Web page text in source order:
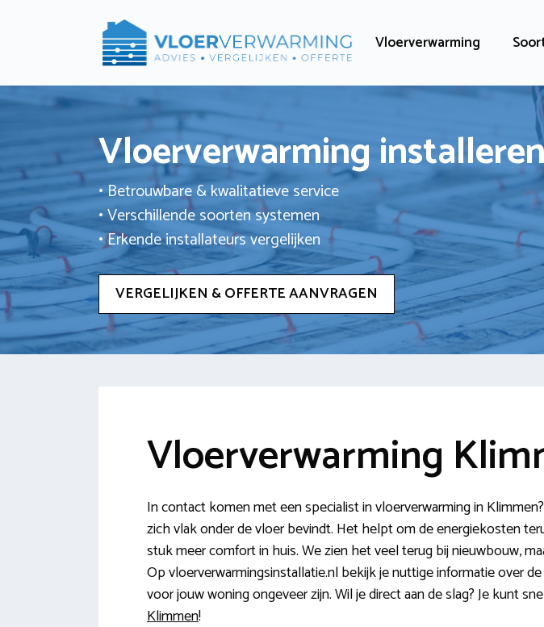
Vloerverwarming
Vloerverwarming
• Betrouwbare & kwalitatieve service
• Verschillende soorten systemen
• Erkende installateurs vergelijken
VERGELIJKEN & OFFERTE AANVRAGEN
Vloerverwarming
In contact komen met een specialist in vloerverwarming in
zich vlak onder de vloer bevindt. Het helpt om de energiekosten
stuk meer comfort in huis. We zien het veel terug bij nieuwbouw,
Op vloerverwarmingsinstallatie.nl bekijk je nuttige informatie over
voor jouw woning ongeveer zijn. Wil je direct aan de slag? Je kunt
Klimmen!